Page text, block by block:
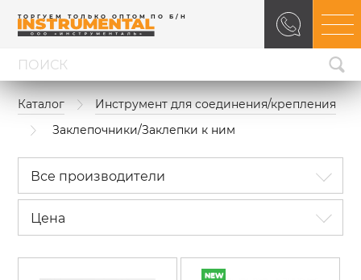
ТОРГУЕМ ТОЛЬКО ОПТОМ ПО Б/Н
Каталог
Инструмент для соединения/крепления
Заклепочники/Заклепки к ним
Все производители
Цена